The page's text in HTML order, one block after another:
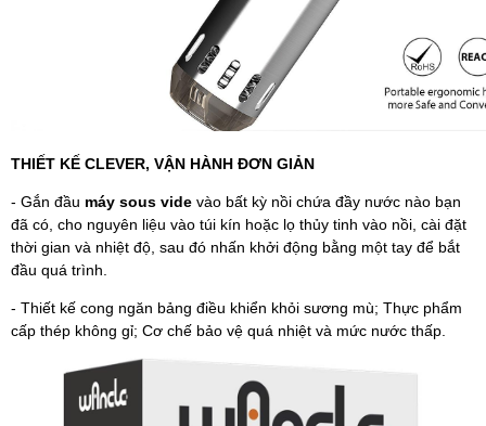
THIẾT KẾ CLEVER, VẬN HÀNH ĐƠN GIẢN
- Gắn đầu máy sous vide vào bất kỳ nồi chứa đầy nước nào bạn
đã có, cho nguyên liệu vào túi kín hoặc lọ thủy tinh vào nồi, cài đặt
thời gian và nhiệt độ, sau đó nhấn khởi động bằng một tay để bắt
đầu quá trình.
- Thiết kế cong ngăn bảng điều khiển khỏi sương mù; Thực phẩm
cấp thép không gỉ; Cơ chế bảo vệ quá nhiệt và mức nước thấp.